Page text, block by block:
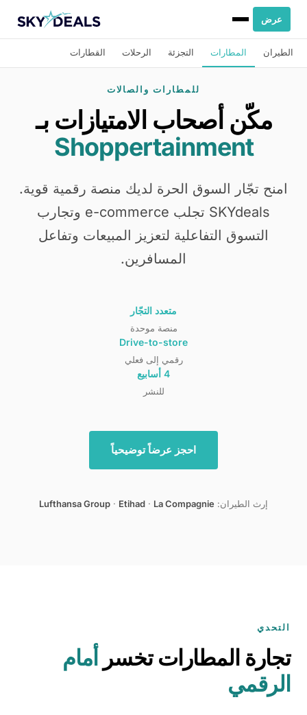
عرض
الطيران المطارات التجزئة الرحلات القطارات
للمطارات والصالات
مكّن أصحاب الامتيازات بـ
Shoppertainment
امنح تجّار السوق الحرة لديك منصة رقمية قوية.
SKYdeals تجلب e-commerce وتجارب
التسوق التفاعلية لتعزيز المبيعات وتفاعل
المسافرين.
متعدد التجّار
منصة موحدة
Drive-to-store
رقمي إلى فعلي
4 أسابيع
للنشر
احجز عرضاً توضيحياً
إرث الطيران: Lufthansa Group · Etihad · La Compagnie
التحدي
تجارة المطارات تخسر أمام
الرقمي